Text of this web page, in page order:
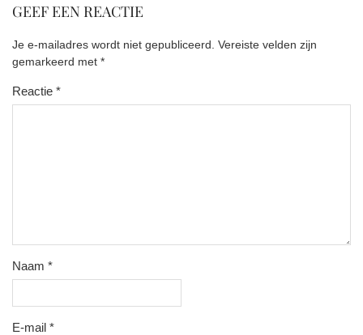
GEEF EEN REACTIE
Je e-mailadres wordt niet gepubliceerd. Vereiste velden zijn
gemarkeerd met *
Reactie *
Naam *
E-mail *